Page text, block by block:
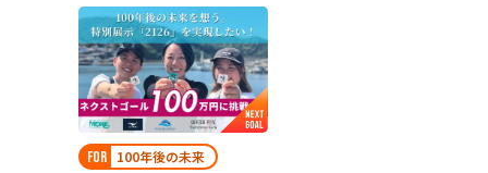
FOR 100年後の未来